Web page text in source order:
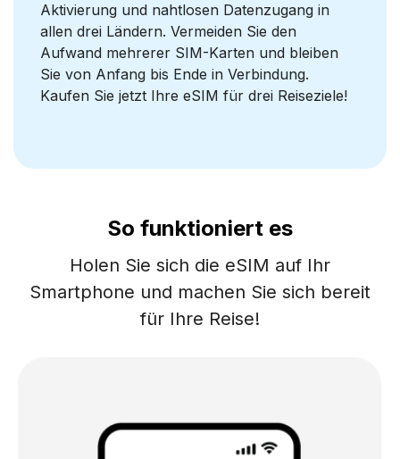
Aktivierung und nahtlosen Datenzugang in
allen drei Ländern. Vermeiden Sie den
Aufwand mehrerer SIM-Karten und bleiben
Sie von Anfang bis Ende in Verbindung.
Kaufen Sie jetzt Ihre eSIM für drei Reiseziele!
So funktioniert es
Holen Sie sich die eSIM auf Ihr
Smartphone und machen Sie sich bereit
für Ihre Reise!